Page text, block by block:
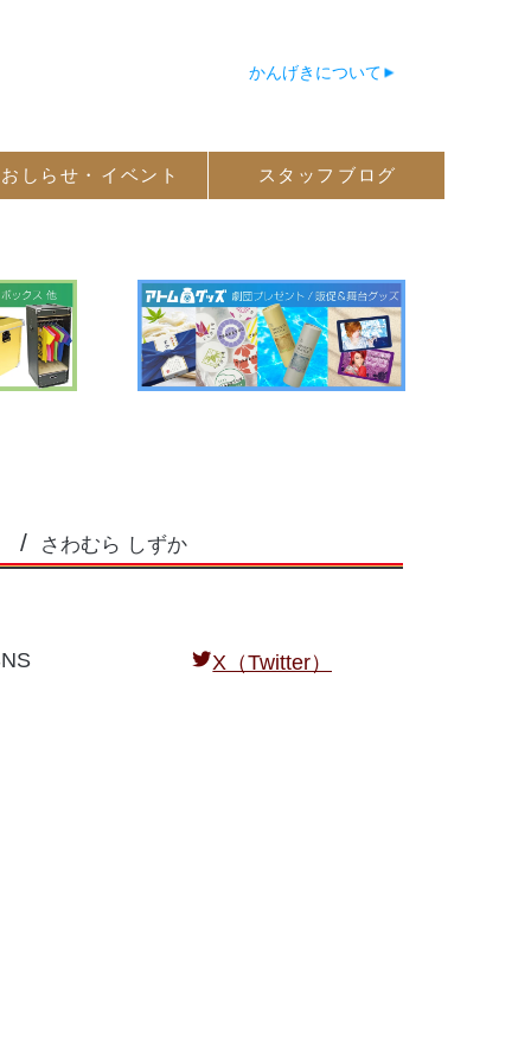
かんげきについて
おしらせ・ イベント スタッフ ブログ
さわむら しずか
X（Twitter）